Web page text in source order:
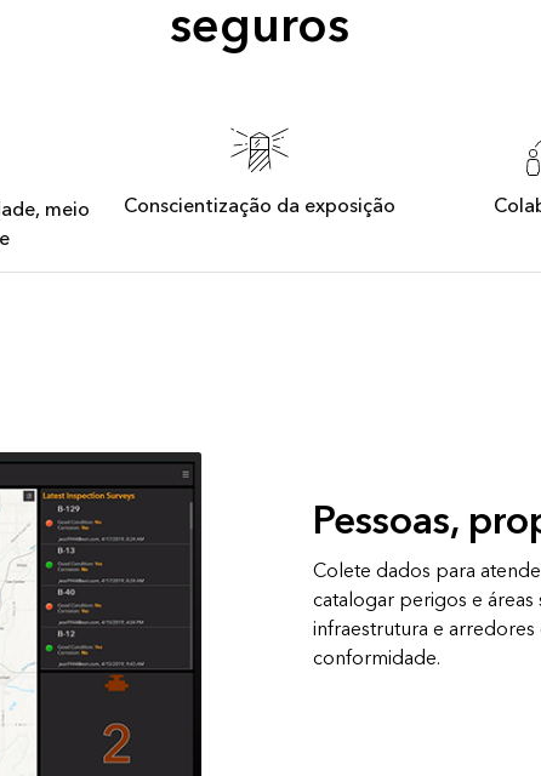
seguros
meio
Conscientização da exposição
Pessoas,
Colete dados para
catalogar perigos e
infraestrutura e
conformidade.